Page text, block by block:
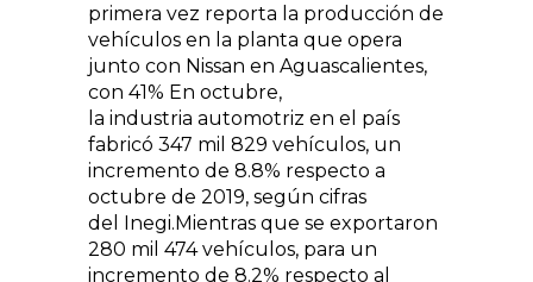
primera vez reporta la producción de
vehículos en la planta que opera
junto con Nissan en Aguascalientes,
con 41% En octubre,
la industria automotriz en el país
fabricó 347 mil 829 vehículos, un
incremento de 8.8% respecto a
octubre de 2019, según cifras
del Inegi.Mientras que se exportaron
280 mil 474 vehículos, para un
incremento de 8.2% respecto al